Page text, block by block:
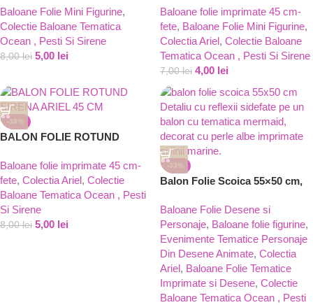
Baloane Folie Mini Figurine,
Colectie Baloane Tematica
Ocean , Pesti Si Sirene
8,00lei 5,00 lei
Baloane folie imprimate 45 cm-
fete, Baloane Folie Mini Figurine,
Colectia Ariel, Colectie Baloane
Tematica Ocean , Pesti Si Sirene
7,00lei 4,00 lei
-38%
BALON FOLIE ROTUND
Baloane folie imprimate 45 cm-
fete, Colectia Ariel, Colectie
Baloane Tematica Ocean , Pesti
Si Sirene
8,00lei 5,00 lei
-33%
Balon Folie Scoica 55×50 cm,
Baloane Folie Desene si
Personaje, Baloane folie figurine,
Evenimente Tematice Personaje
Din Desene Animate, Colectia
Ariel, Baloane Folie Tematice
Imprimate si Desene, Colectie
Baloane Tematica Ocean , Pesti